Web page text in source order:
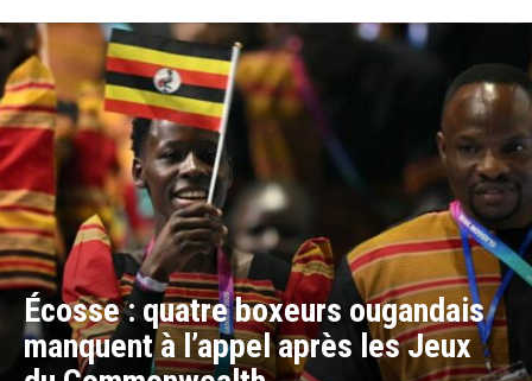
Écosse : quatre boxeurs ougandais
manquent à l’appel après les Jeux